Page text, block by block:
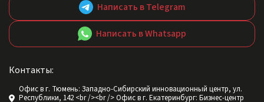
Написать в Telegram
Написать в Whatsapp
Контакты:
Офис в г. Тюмень: Западно-Сибирский инновационный центр, ул.
Республики, 142 <br /><br /> Офис в г. Екатеринбург: Бизнес-центр